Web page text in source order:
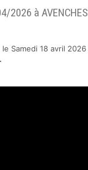
2026 à AVENCHES
Samedi 18 avril 2026